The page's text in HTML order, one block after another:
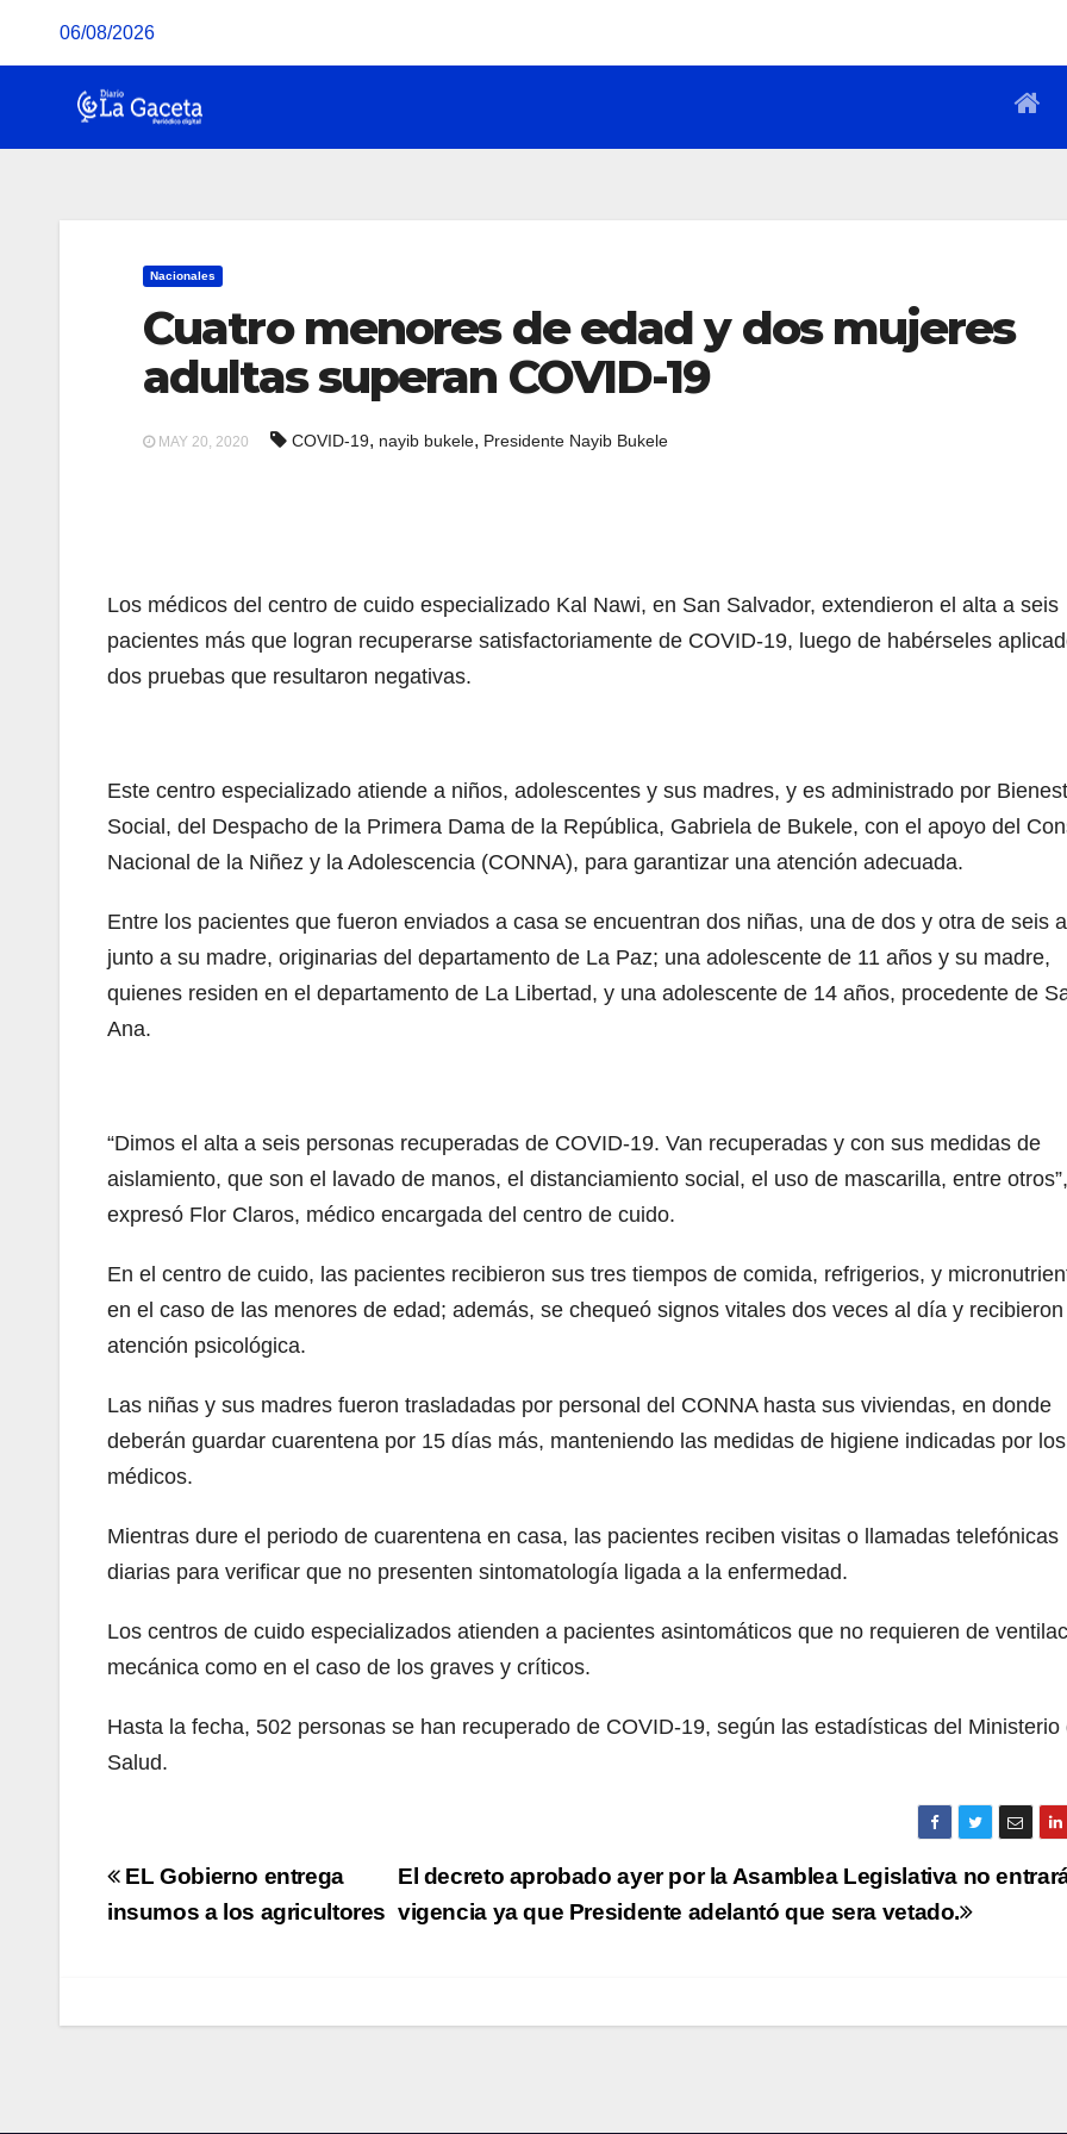
06/08/2026
Nacionales
Cuatro menores de edad y dos mujeres
adultas superan COVID-19
MAY 20, 2020 COVID-19, nayib bukele, Presidente Nayib Bukele
Los médicos del centro de cuido especializado Kal Nawi, en San Salvador, extendieron el alta a seis
pacientes más que logran recuperarse satisfactoriamente de COVID-19, luego de habérseles
dos pruebas que resultaron negativas.
Este centro especializado atiende a niños, adolescentes y sus madres, y es administrado por
Social, del Despacho de la Primera Dama de la República, Gabriela de Bukele, con el apoyo del
Nacional de la Niñez y la Adolescencia (CONNA), para garantizar una atención adecuada.
Entre los pacientes que fueron enviados a casa se encuentran dos niñas, una de dos y otra de seis
junto a su madre, originarias del departamento de La Paz; una adolescente de 11 años y su madre,
quienes residen en el departamento de La Libertad, y una adolescente de 14 años, procedente de
Ana.
“Dimos el alta a seis personas recuperadas de COVID-19. Van recuperadas y con sus medidas de
aislamiento, que son el lavado de manos, el distanciamiento social, el uso de mascarilla, entre otros”,
expresó Flor Claros, médico encargada del centro de cuido.
En el centro de cuido, las pacientes recibieron sus tres tiempos de comida, refrigerios, y
en el caso de las menores de edad; además, se chequeó signos vitales dos veces al día y recibieron
atención psicológica.
Las niñas y sus madres fueron trasladadas por personal del CONNA hasta sus viviendas, en donde
deberán guardar cuarentena por 15 días más, manteniendo las medidas de higiene indicadas por los
médicos.
Mientras dure el periodo de cuarentena en casa, las pacientes reciben visitas o llamadas telefónicas
diarias para verificar que no presenten sintomatología ligada a la enfermedad.
Los centros de cuido especializados atienden a pacientes asintomáticos que no requieren de
mecánica como en el caso de los graves y críticos.
Hasta la fecha, 502 personas se han recuperado de COVID-19, según las estadísticas del Ministerio
Salud.
Navegación
de
El decreto aprobado ayer por la Asamblea Legislativa no
vigencia ya que Presidente adelantó que sera vetado.
EL Gobierno entrega
insumos a los agricultores